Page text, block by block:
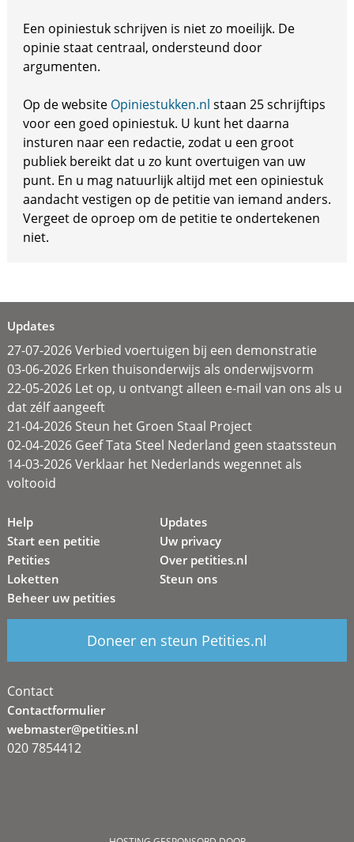
Een opiniestuk schrijven is niet zo moeilijk. De
opinie staat centraal, ondersteund door
argumenten.
Op de website Opiniestukken.nl staan 25 schrijftips
voor een goed opiniestuk. U kunt het daarna
insturen naar een redactie, zodat u een groot
publiek bereikt dat u zo kunt overtuigen van uw
punt. En u mag natuurlijk altijd met een opiniestuk
aandacht vestigen op de petitie van iemand anders.
Vergeet de oproep om de petitie te ondertekenen
niet.
Updates
27-07-2026 Verbied voertuigen bij een demonstratie
03-06-2026 Erken thuisonderwijs als onderwijsvorm
22-05-2026 Let op, u ontvangt alleen e-mail van ons als u
dat zélf aangeeft
21-04-2026 Steun het Groen Staal Project
02-04-2026 Geef Tata Steel Nederland geen staatssteun
14-03-2026 Verklaar het Nederlands wegennet als
voltooid
Help
Start een petitie
Petities
Loketten
Beheer uw petities
Updates
Uw privacy
Over petities.nl
Steun ons
Doneer en steun Petities.nl
Contact
Contactformulier
webmaster@petities.nl
020 7854412